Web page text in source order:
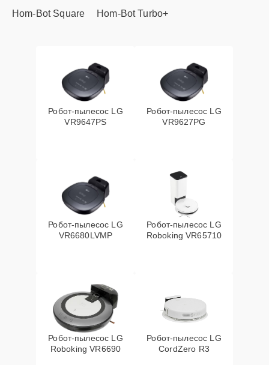
Hom-Bot Square
Hom-Bot Turbo+
Робот-пылесос LG
VR9647PS
Робот-пылесос LG
VR9627PG
Робот-пылесос LG
VR6680LVMP
Робот-пылесос LG
Roboking VR65710
Робот-пылесос LG
Roboking VR6690
Робот-пылесос LG
CordZero R3